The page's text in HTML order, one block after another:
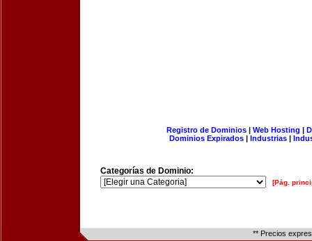
Registro de Dominios| Web Hosting |
Dominios Expirados | Industrias |
Categorías de Dominio:
[Pág.
** Precios